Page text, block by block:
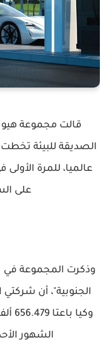
قالت مجموعة
عالميا، للمرة
على
وذكرت المجموعة في
الجنوبية"، أن شركتي
الشهور الأحد